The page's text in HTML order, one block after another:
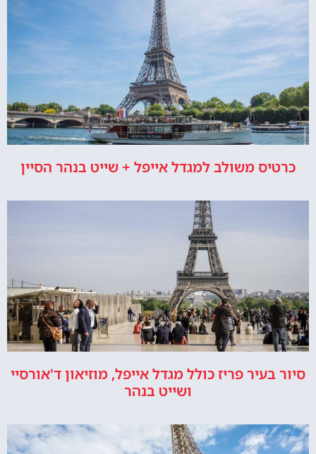
כרטיס משולב למגדל אייפל + שייט בנהר הסיין
סיור בעיר פריז כולל מגדל אייפל, מוזיאון ד'אורסיי
ושייט בנהר